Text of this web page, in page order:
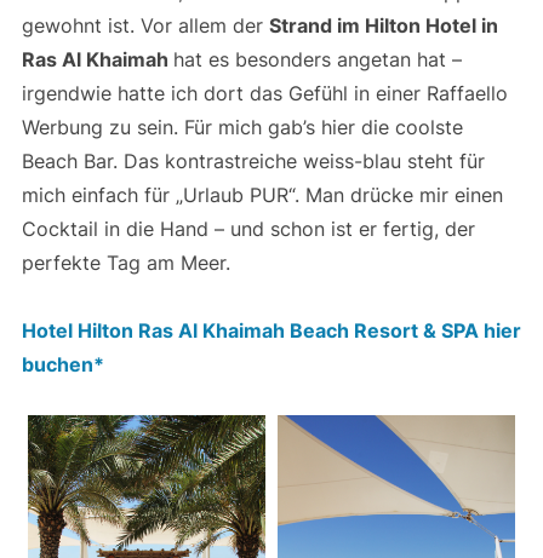
gewohnt ist. Vor allem der Strand im Hilton Hotel in
Ras Al Khaimah hat es besonders angetan hat –
irgendwie hatte ich dort das Gefühl in einer Raffaello
Werbung zu sein. Für mich gab’s hier die coolste
Beach Bar. Das kontrastreiche weiss-blau steht für
mich einfach für „Urlaub PUR“. Man drücke mir einen
Cocktail in die Hand – und schon ist er fertig, der
perfekte Tag am Meer.
Hotel Hilton Ras Al Khaimah Beach Resort & SPA hier
buchen*